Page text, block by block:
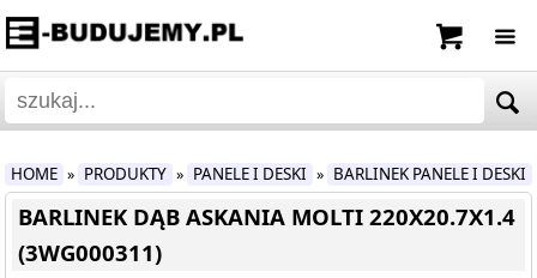
HOME » PRODUKTY » PANELE I DESKI » BARLINEK PANELE I DESKI
BARLINEK DĄB ASKANIA MOLTI 220X20.7X1.4
(3WG000311)